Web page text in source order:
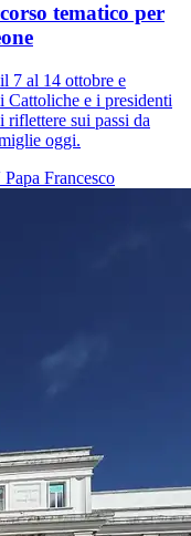
tematico per
7 al 14 ottobre e
Cattoliche e i presidenti
sui passi da
oggi.
Papa Francesco